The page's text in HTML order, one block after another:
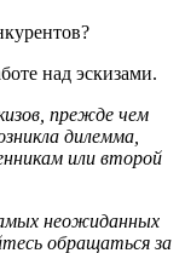
над эскизами.
прежде чем
дилемма,
или второй
неожиданных
обращаться за